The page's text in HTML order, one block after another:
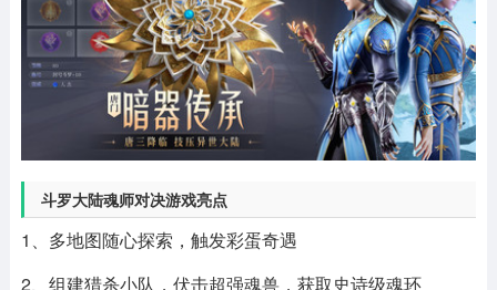
斗罗大陆魂师对决游戏亮点
1、多地图随心探索，触发彩蛋奇遇
2、组建猎杀小队，伏击超强魂兽，获取史诗级魂环